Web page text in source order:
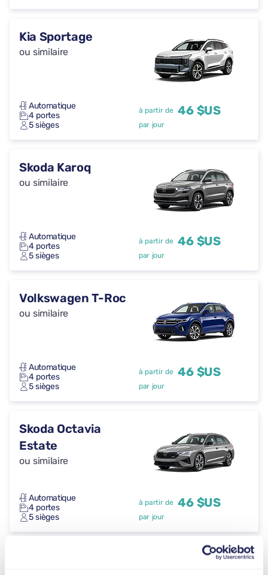
Kia Sportage
ou similaire
Automatique
4 portes
5 sièges
à partir de 46 $US
par jour
Skoda Karoq
ou similaire
Automatique
4 portes
5 sièges
à partir de 46 $US
par jour
Volkswagen T-Roc
ou similaire
Automatique
4 portes
5 sièges
à partir de 46 $US
par jour
Skoda Octavia
Estate
ou similaire
Automatique
4 portes
5 sièges
à partir de 46 $US
par jour